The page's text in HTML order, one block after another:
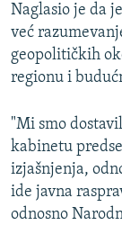
Naglasio je da
već
geopolitičkih
regionu i
"Mi smo
kabinetu
izjašnjenja,
ide javna
odnosno